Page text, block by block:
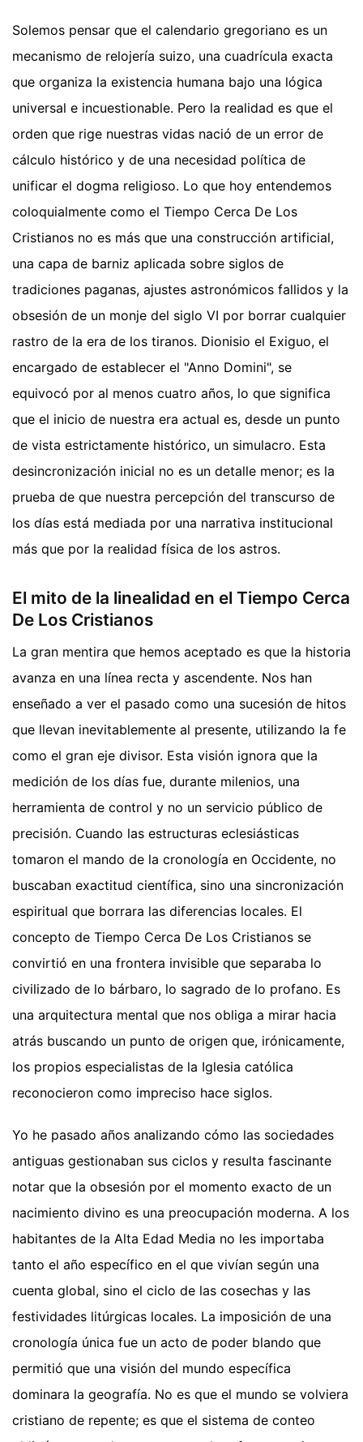
Solemos pensar que el calendario gregoriano es un
mecanismo de relojería suizo, una cuadrícula exacta
que organiza la existencia humana bajo una lógica
universal e incuestionable. Pero la realidad es que el
orden que rige nuestras vidas nació de un error de
cálculo histórico y de una necesidad política de
unificar el dogma religioso. Lo que hoy entendemos
coloquialmente como el Tiempo Cerca De Los
Cristianos no es más que una construcción artificial,
una capa de barniz aplicada sobre siglos de
tradiciones paganas, ajustes astronómicos fallidos y la
obsesión de un monje del siglo VI por borrar cualquier
rastro de la era de los tiranos. Dionisio el Exiguo, el
encargado de establecer el "Anno Domini", se
equivocó por al menos cuatro años, lo que significa
que el inicio de nuestra era actual es, desde un punto
de vista estrictamente histórico, un simulacro. Esta
desincronización inicial no es un detalle menor; es la
prueba de que nuestra percepción del transcurso de
los días está mediada por una narrativa institucional
más que por la realidad física de los astros.
El mito de la linealidad en el Tiempo Cerca
De Los Cristianos
La gran mentira que hemos aceptado es que la historia
avanza en una línea recta y ascendente. Nos han
enseñado a ver el pasado como una sucesión de hitos
que llevan inevitablemente al presente, utilizando la fe
como el gran eje divisor. Esta visión ignora que la
medición de los días fue, durante milenios, una
herramienta de control y no un servicio público de
precisión. Cuando las estructuras eclesiásticas
tomaron el mando de la cronología en Occidente, no
buscaban exactitud científica, sino una sincronización
espiritual que borrara las diferencias locales. El
concepto de Tiempo Cerca De Los Cristianos se
convirtió en una frontera invisible que separaba lo
civilizado de lo bárbaro, lo sagrado de lo profano. Es
una arquitectura mental que nos obliga a mirar hacia
atrás buscando un punto de origen que, irónicamente,
los propios especialistas de la Iglesia católica
reconocieron como impreciso hace siglos.
Yo he pasado años analizando cómo las sociedades
antiguas gestionaban sus ciclos y resulta fascinante
notar que la obsesión por el momento exacto de un
nacimiento divino es una preocupación moderna. A los
habitantes de la Alta Edad Media no les importaba
tanto el año específico en el que vivían según una
cuenta global, sino el ciclo de las cosechas y las
festividades litúrgicas locales. La imposición de una
cronología única fue un acto de poder blando que
permitió que una visión del mundo específica
dominara la geografía. No es que el mundo se volviera
cristiano de repente; es que el sistema de conteo